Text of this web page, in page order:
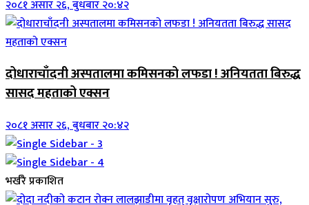
२०८१ असार २६, बुधबार २०:४२
दोधाराचाँदनी अस्पतालमा कमिसनको लफडा ! अनियतता बिरुद्ध
सासद महताको एक्सन
२०८१ असार २६, बुधबार २०:४२
भर्खरै प्रकाशित